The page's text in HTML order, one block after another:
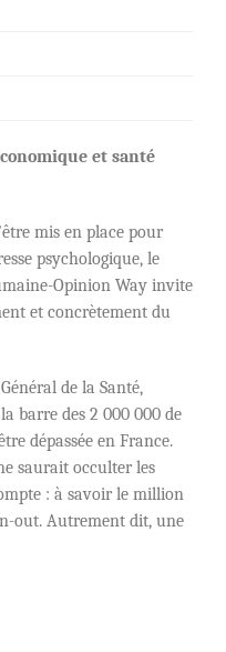
et santé
mis en place pour
psychologique, le
Opinion Way invite
et concrètement du
de la Santé,
barre des 2 000 000 de
dépassée en France.
saurait occulter les
: à savoir le million
out. Autrement dit, une